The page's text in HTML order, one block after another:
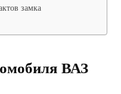
замка
ВАЗ